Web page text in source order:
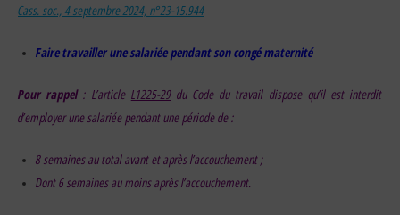
Cass. soc., 4 septembre 2024, n°23-15.944
Faire travailler une salariée pendant son congé maternité
Pour rappel: L’article L1225-29du Code du travail dispose qu’il est interdit
d’employer une salariée pendant une période de :
8 semaines au total avant et après l’accouchement ;
Dont 6 semaines au moins après l’accouchement.